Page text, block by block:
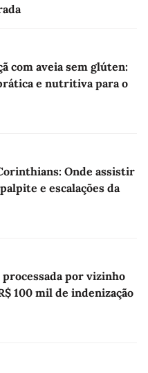
com aveia sem glúten:
e nutritiva para o
Onde assistir
e escalações da
processada por vizinho
100 mil de indenização